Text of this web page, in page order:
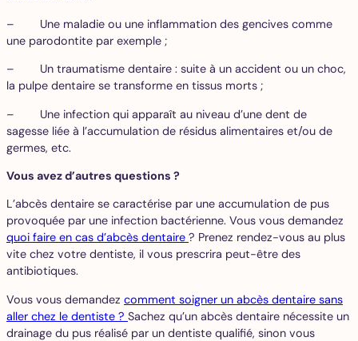
– Une maladie ou une inflammation des gencives comme
une parodontite par exemple ;
– Un traumatisme dentaire : suite à un accident ou un choc,
la pulpe dentaire se transforme en tissus morts ;
– Une infection qui apparaît au niveau d’une dent de
sagesse liée à l’accumulation de résidus alimentaires et/ou de
germes, etc.
Vous avez d’autres questions ?
L’abcès dentaire se caractérise par une accumulation de pus
provoquée par une infection bactérienne. Vous vous demandez
quoi faire en cas d’abcès dentaire ? Prenez rendez-vous au plus
vite chez votre dentiste, il vous prescrira peut-être des
antibiotiques.
Vous vous demandez comment soigner un abcès dentaire sans
aller chez le dentiste ? Sachez qu’un abcès dentaire nécessite un
drainage du pus réalisé par un dentiste qualifié, sinon vous